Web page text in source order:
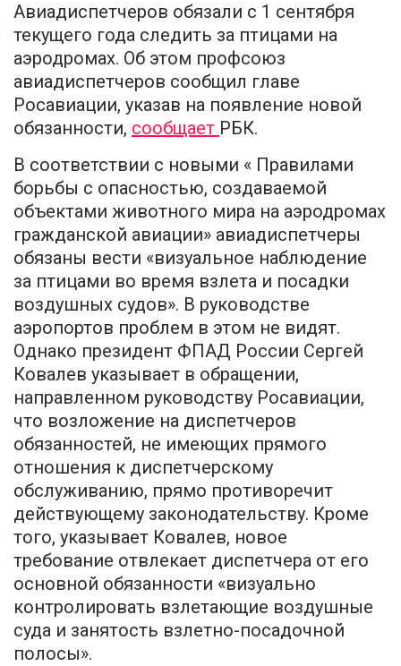
Авиадиспетчеров обязали с 1 сентября
текущего года следить за птицами на
аэродромах. Об этом профсоюз
авиадиспетчеров сообщил главе
Росавиации, указав на появление новой
обязанности, сообщает РБК.
В соответствии с новыми « Правилами
борьбы с опасностью, создаваемой
объектами животного мира на аэродромах
гражданской авиации» авиадиспетчеры
обязаны вести «визуальное наблюдение
за птицами во время взлета и посадки
воздушных судов». В руководстве
аэропортов проблем в этом не видят.
Однако президент ФПАД России Сергей
Ковалев указывает в обращении,
направленном руководству Росавиации,
что возложение на диспетчеров
обязанностей, не имеющих прямого
отношения к диспетчерскому
обслуживанию, прямо противоречит
действующему законодательству. Кроме
того, указывает Ковалев, новое
требование отвлекает диспетчера от его
основной обязанности «визуально
контролировать взлетающие воздушные
суда и занятость взлетно-посадочной
полосы».